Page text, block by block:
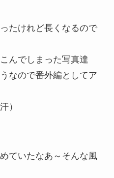
たけれど長くなるので
んでしまった写真達
なので番外編としてア
）
ていたなあ～そんな風